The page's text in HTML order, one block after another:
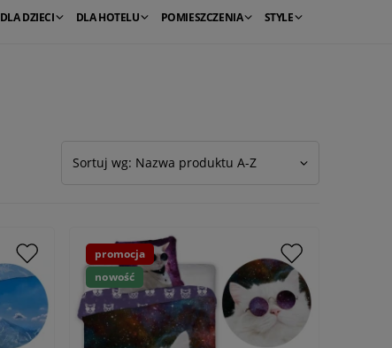
DLA DZIECI DLA HOTELU POMIESZCZENIA STYLE
Sortuj wg: Nazwa produktu A-Z
promocja
nowość